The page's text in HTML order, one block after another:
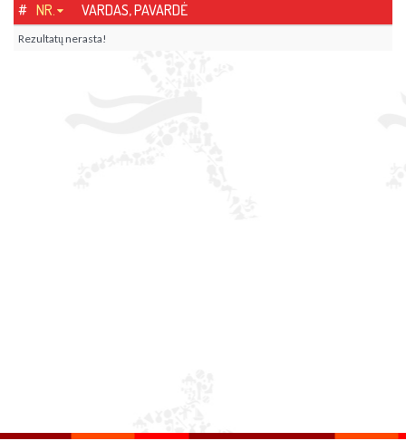
# NR. VARDAS, PAVARDĖ
Rezultatų nerasta!